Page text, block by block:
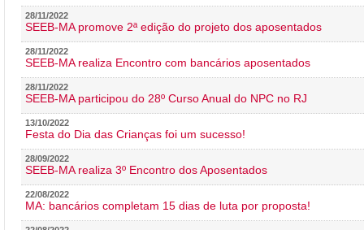
28/11/2022
SEEB-MA promove 2ª edição do projeto dos aposentados
28/11/2022
SEEB-MA realiza Encontro com bancários aposentados
28/11/2022
SEEB-MA participou do 28º Curso Anual do NPC no RJ
13/10/2022
Festa do Dia das Crianças foi um sucesso!
28/09/2022
SEEB-MA realiza 3º Encontro dos Aposentados
22/08/2022
MA: bancários completam 15 dias de luta por proposta!